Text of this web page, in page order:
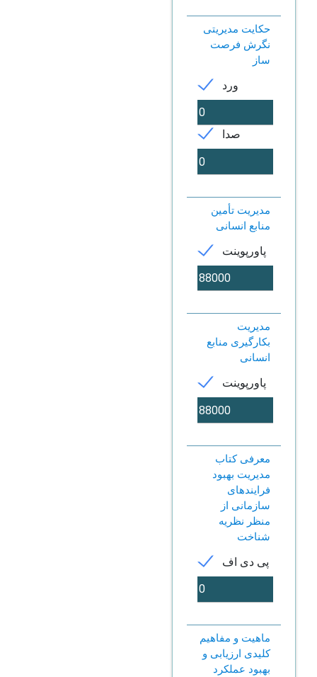
حکایت مدیریتی
نگرش فرصت
ساز
ورد
صدا
مدیریت تأمین
منابع انسانی
پاورپوینت
مدیریت
بکارگیری منابع
انسانی
پاورپوینت
معرفی کتاب
مدیریت بهبود
فرایندهای
سازمانی از
منظر نظریه
شناخت
پی دی اف
ماهیت و مفاهیم
کلیدی ارزیابی و
بهبود عملکرد